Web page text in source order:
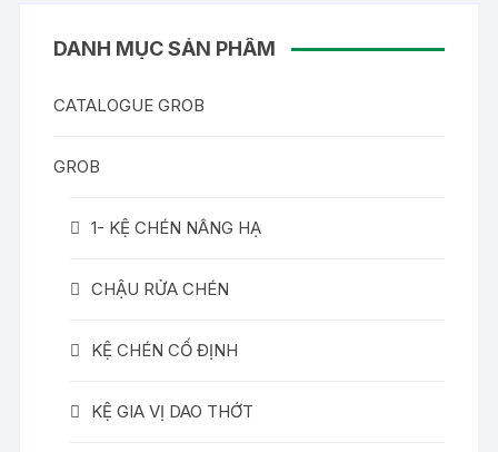
DANH MỤC SẢN PHẨM
CATALOGUE GROB
GROB
1- KỆ CHÉN NÂNG HẠ
CHẬU RỬA CHÉN
KỆ CHÉN CỐ ĐỊNH
KỆ GIA VỊ DAO THỚT